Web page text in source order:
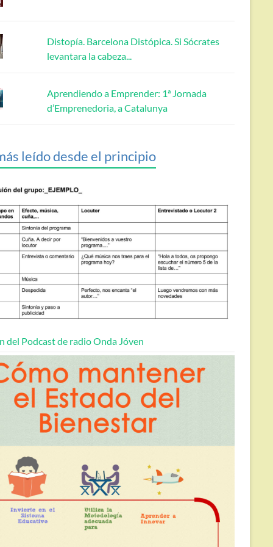
Distopía. Barcelona Distópica. Si Sócrates
levantara la cabeza...
Aprendiendo a Emprender: 1ª Jornada
d’Emprenedoria, a Catalunya
leído desde el principio
del Podcast de radio Onda Jóven